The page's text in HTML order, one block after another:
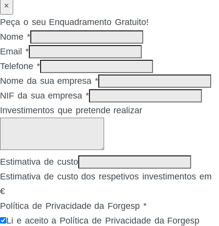
×
Peça o seu Enquadramento Gratuito!
Nome *
Email *
Telefone *
Nome da sua empresa*
NIF da sua empresa*
Investimentos que pretende realizar
Estimativa de custo
Estimativa de custo dos respetivos investimentos em
€
Política de Privacidade da Forgesp *
Li e aceito a Política de Privacidade da Forgesp